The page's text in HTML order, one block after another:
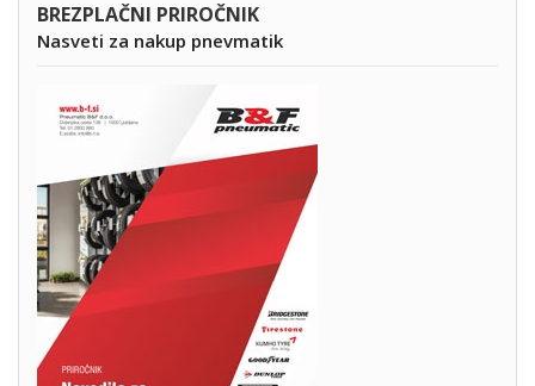
BREZPLAČNI PRIROČNIK
Nasveti za nakup pnevmatik